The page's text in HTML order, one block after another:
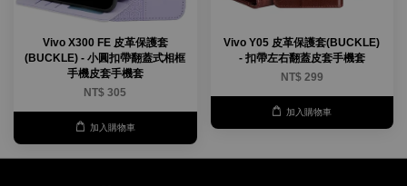
Vivo X300 FE 皮革保護套
(BUCKLE) - 小圓扣帶翻蓋式相框
手機皮套手機套
NT$ 305
加入購物車
Vivo Y05 皮革保護套(BUCKLE)
- 扣帶左右翻蓋皮套手機套
NT$ 299
加入購物車